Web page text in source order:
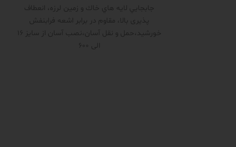
جابجايي لايه هاي خاك و زمين لرزه، انعطاف
پذیری بالا، مقاوم در برابر اشعه فرابنفش
خورشید،حمل و نقل آسان،نصب آسان از سایز 16
الی 600